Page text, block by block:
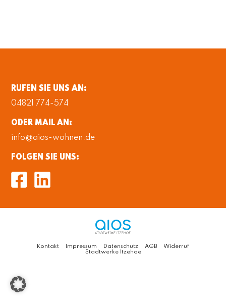
RUFENSIE UNS AN:
04821 774-574
ODERMAIL AN:
info@aios-wohnen.de
FOLGEN SIE UNS:
Kontakt Impressum Datenschutz AGB
Widerruf
Stadtwerke Itzehoe